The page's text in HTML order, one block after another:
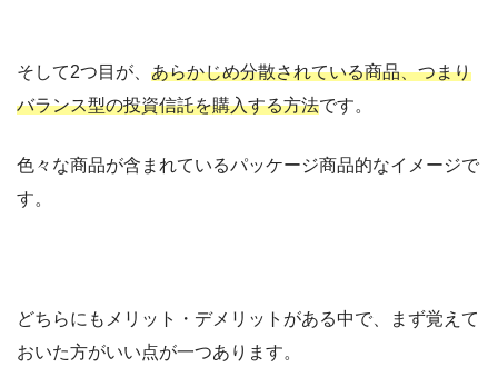
そして2つ目が、 あらかじめ分散されている商品、つまり
バランス型の投資信託を購入する方法です。
色々な商品が含まれているパッケージ商品的なイメージで
す。
どちらにもメリット・デメリットがある中で、まず覚えて
おいた方がいい点が一つあります。